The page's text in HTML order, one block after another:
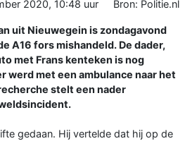
2020, 10:48 uur Bron: Politie.nl
uit Nieuwegein is zondagavond
A16 fors mishandeld. De dader,
met Frans kenteken is nog
werd met een ambulance naar het
stelt een nader
gedaan. Hij vertelde dat hij op de